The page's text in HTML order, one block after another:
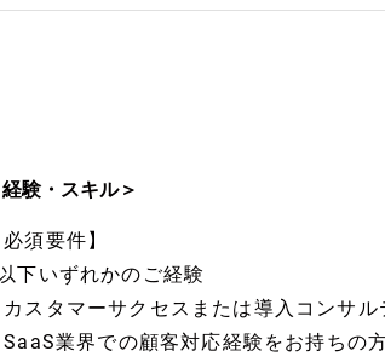
験・スキル＞
須要件】
下いずれかのご経験
スタマーサクセスまたは導入コンサ
業界での顧客対応経験をお持ちの